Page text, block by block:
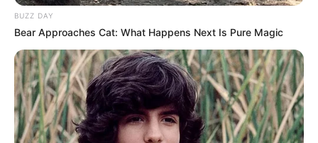
BUZZ DAY
Bear Approaches Cat: What Happens Next Is Pure Magic